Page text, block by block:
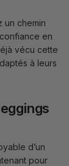
un chemin
en
vécu cette
à leurs
d’un
pour